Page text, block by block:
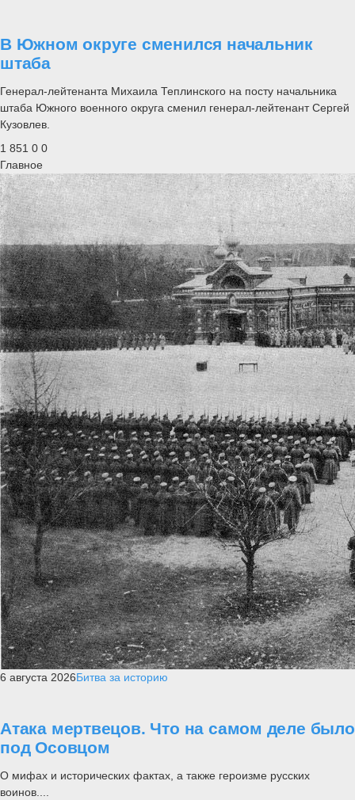
В Южном округе сменился начальник
штаба
Генерал-лейтенанта Михаила Теплинского на посту начальника
штаба Южного военного округа сменил генерал-лейтенант Сергей
Кузовлев.
1 851 0 0
Главное
6 августа 2026Битва за историю
Атака мертвецов. Что на самом деле было
под Осовцом
О мифах и исторических фактах, а также героизме русских
воинов....